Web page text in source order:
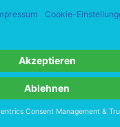
(Mohrmann, zitiert
erlebte ich den
(Terray, 1966, S.
körperlichen Ich
.
man hat das Gefühl,